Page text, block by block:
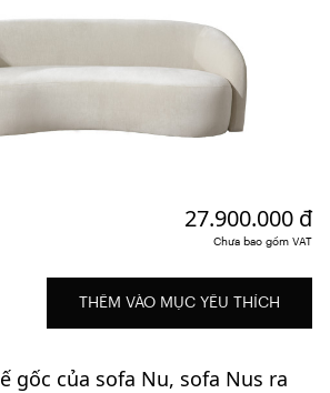
27.900.000 đ
Chưa bao gồm VAT
THÊM VÀO MỤC YÊU THÍCH
gốc của sofa Nu, sofa Nus ra